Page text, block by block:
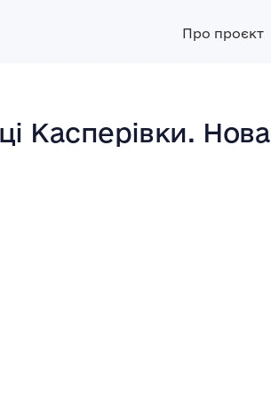
Про проєкт
Касперівки. Нова